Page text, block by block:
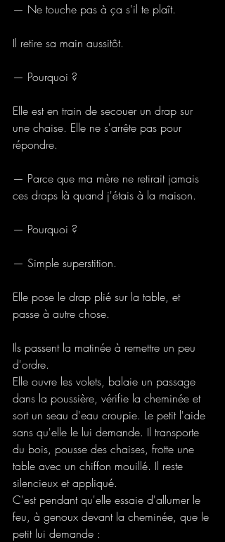
— Ne touche pas à ça s'il te plaît.
Il retire sa main aussitôt.
— Pourquoi ?
Elle est en train de secouer un drap sur
une chaise. Elle ne s'arrête pas pour
répondre.
— Parce que ma mère ne retirait jamais
ces draps là quand j'étais à la maison.
— Pourquoi ?
— Simple superstition.
Elle pose le drap plié sur la table, et
passe à autre chose.
Ils passent la matinée à remettre un peu
d'ordre.
Elle ouvre les volets, balaie un passage
dans la poussière, vérifie la cheminée et
sort un seau d'eau croupie. Le petit l'aide
sans qu'elle le lui demande. Il transporte
du bois, pousse des chaises, frotte une
table avec un chiffon mouillé. Il reste
silencieux et appliqué.
C'est pendant qu'elle essaie d'allumer le
feu, à genoux devant la cheminée, que le
petit lui demande :